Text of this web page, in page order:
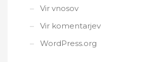
Vir vnosov
Vir komentarjev
WordPress.org